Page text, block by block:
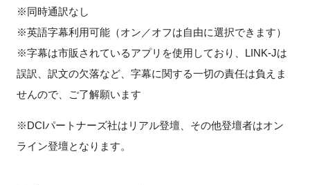
閉じる
※同時通訳なし
※英語字幕利用可能（オン／オフは自由に選択できます）
※字幕は市販されているアプリを使用しており、LINK-Jは
誤訳、訳文の欠落など、字幕に関する一切の責任は負えま
せんので、ご了解願います
※DCIパートナーズ社はリアル登壇、その他登壇者はオン
ライン登壇となります。